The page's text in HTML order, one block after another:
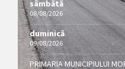
sâmbătă
08/08/2026
duminică
09/08/2026
PRIMARIA MUNICIPIULUI